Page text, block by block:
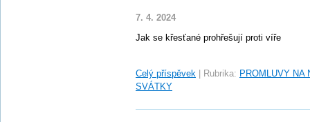
7. 4. 2024
Jak se křesťané prohřešují proti víře
Celý příspěvek Rubrika: PROMLUVY NA
SVÁTKY